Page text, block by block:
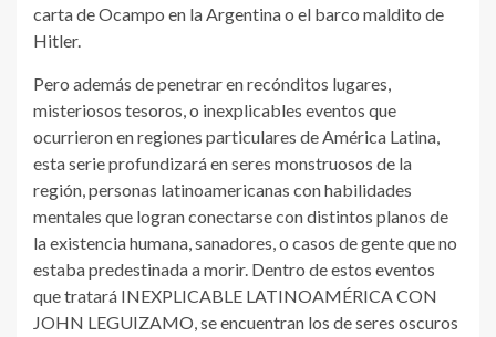
carta de Ocampo en la Argentina o el barco maldito de
Hitler.
Pero además de penetrar en recónditos lugares,
misteriosos tesoros, o inexplicables eventos que
ocurrieron en regiones particulares de América Latina,
esta serie profundizará en seres monstruosos de la
región, personas latinoamericanas con habilidades
mentales que logran conectarse con distintos planos de
la existencia humana, sanadores, o casos de gente que no
estaba predestinada a morir. Dentro de estos eventos
que tratará INEXPLICABLE LATINOAMÉRICA CON
JOHN LEGUIZAMO, se encuentran los de seres oscuros